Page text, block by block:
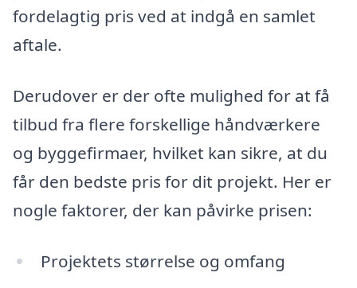
fordelagtig pris ved at indgå en samlet
aftale.
Derudover er der ofte mulighed for at få
tilbud fra flere forskellige håndværkere
og byggefirmaer, hvilket kan sikre, at du
får den bedste pris for dit projekt. Her er
nogle faktorer, der kan påvirke prisen:
Projektets størrelse og omfang